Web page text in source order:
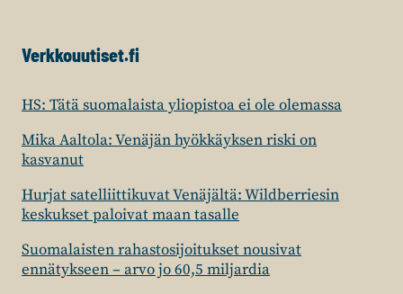
Verkkouutiset.fi
HS: Tätä suomalaista yliopistoa ei ole olemassa
Mika Aaltola: Venäjän hyökkäyksen riski on
kasvanut
Hurjat satelliittikuvat Venäjältä: Wildberriesin
keskukset paloivat maan tasalle
Suomalaisten rahastosijoitukset nousivat
ennätykseen – arvo jo 60,5 miljardia